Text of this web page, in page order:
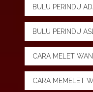
BULU PERINDU
BULU PERINDU
CARA MELET
CARA MEMELET